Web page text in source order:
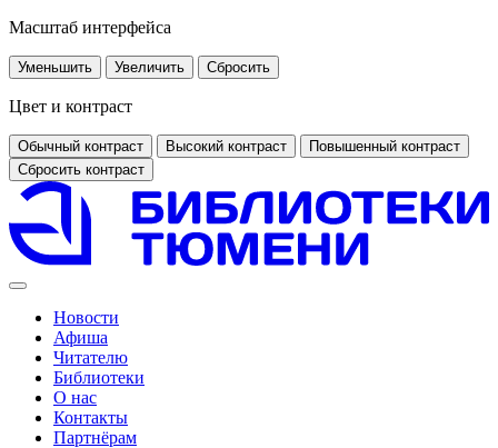
Масштаб интерфейса
Уменьшить Увеличить Сбросить
Цвет и контраст
Обычный контраст Высокий контраст
Повышенный контраст
Сбросить контраст
Новости
Афиша
Читателю
Библиотеки
О нас
Контакты
Партнёрам